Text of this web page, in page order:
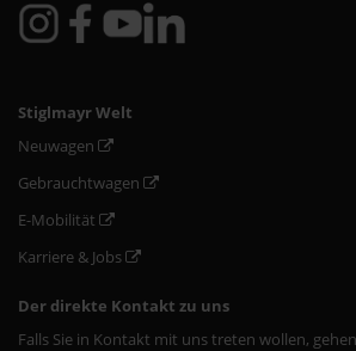
Stiglmayr Welt
Neuwagen
Gebrauchtwagen
E-Mobilität
Karriere & Jobs
Der direkte Kontakt zu uns
Falls Sie in Kontakt mit uns treten wollen,